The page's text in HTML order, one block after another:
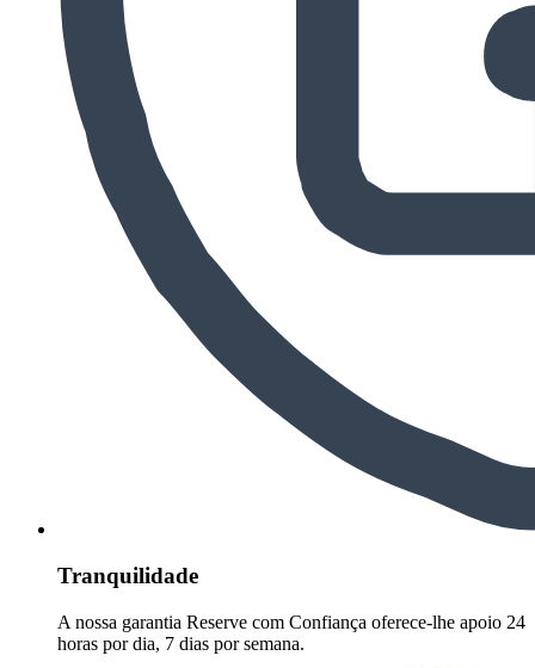
Tranquilidade
A nossa garantia Reserve com Confiança oferece-lhe apoio 24
horas por dia, 7 dias por semana.